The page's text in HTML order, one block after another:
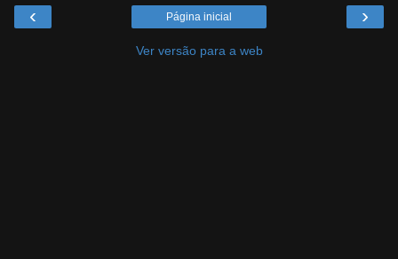
‹ ›
Página inicial
Ver versão para a web